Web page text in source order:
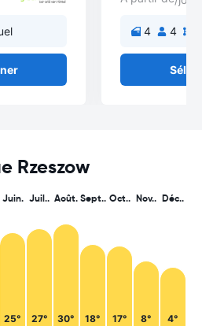
4 4
Rzeszow
Juin.
25°
Juil..
27°
Août.
30°
Sept..
18°
Oct..
17°
Nov..
8°
Déc..
4°